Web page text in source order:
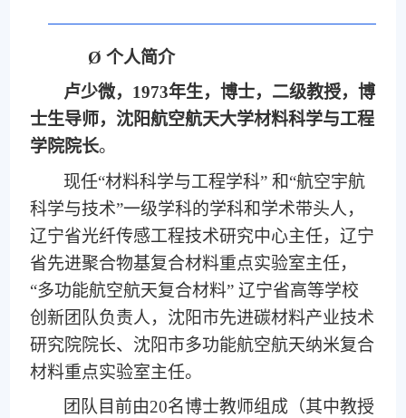
Ø个人简介
卢少微，1973年生，博士，二级教授，博
士生导师，沈阳航空航天大学材料科学与工程
学院院长。
现任“材料科学与工程学科” 和“航空宇航
科学与技术”一级学科的学科和学术带头人，
辽宁省光纤传感工程技术研究中心主任，辽宁
省先进聚合物基复合材料重点实验室主任，
“多功能航空航天复合材料” 辽宁省高等学校
创新团队负责人，沈阳市先进碳材料产业技术
研究院院长、沈阳市多功能航空航天纳米复合
材料重点实验室主任。
团队目前由20名博士教师组成（其中教授